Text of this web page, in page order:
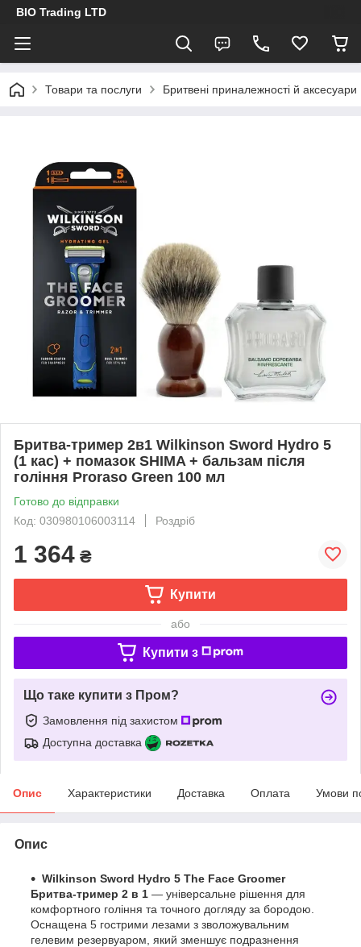
BIO Trading LTD
Товари та послуги Бритвені приналежності й аксесуари
Бритва-тример 2в1 Wilkinson Sword Hydro 5
(1 кас) + помазок SHIMA + бальзам після
гоління Proraso Green 100 мл
Готово до відправки
Код: 030980106003114
Роздріб
1 364 ₴
Купити
або
Купити з
Що таке купити з Пром?
Замовлення під захистом
Доступна доставка
Опис Характеристики Доставка Оплата Умови
Опис
Wilkinson Sword Hydro 5 The Face Groomer
Бритва-тример 2 в 1 — універсальне рішення для
комфортного гоління та точного догляду за бородою.
Оснащена 5 гострими лезами з зволожувальним
гелевим резервуаром, який зменшує подразнення